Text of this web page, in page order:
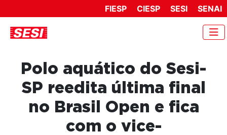
FIESP CIESP SESI SENAI
Polo aquático do Sesi-
SP reedita última final
no Brasil Open e fica
com o vice-